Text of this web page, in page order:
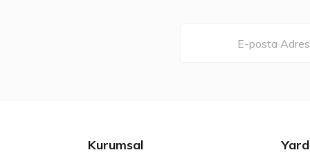
Kurumsal